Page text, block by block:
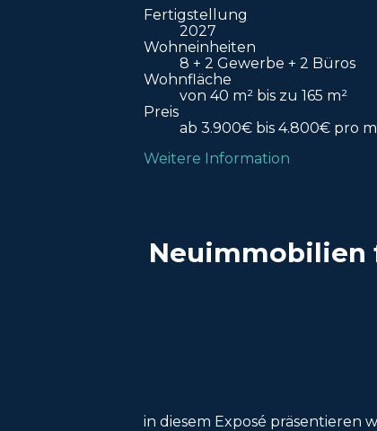
Fertigstellung
2027
Wohneinheiten
8 + 2 Gewerbe + 2 Büros
Wohnfläche
von 40 m² bis zu 165 m²
Preis
ab 3.900€ bis 4.800€ pro
Weitere Information
Neuimmobilien
in diesem Exposé präsentieren